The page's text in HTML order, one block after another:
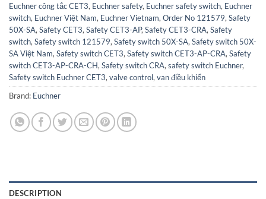
Euchner công tắc CET3, Euchner safety, Euchner safety switch, Euchner
switch, Euchner Việt Nam, Euchner Vietnam,Order No 121579,Safety
50X-SA,Safety CET3,Safety CET3-AP,Safety CET3-CRA,Safety
switch,Safety switch 121579,Safety switch 50X-SA,Safety switch 50X-
SA Việt Nam,Safety switch CET3,Safety switch CET3-AP-CRA,Safety
switch CET3-AP-CRA-CH,Safety switch CRA,safety switch Euchner,
Safety switch Euchner CET3,valve control,van điều khiển
Brand: Euchner
DESCRIPTION